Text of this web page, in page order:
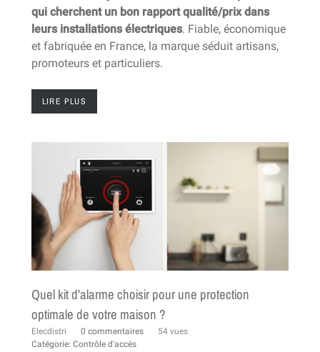
qui cherchent un bon rapport qualité/prix dans
leurs installations électriques. Fiable, économique
et fabriquée en France, la marque séduit artisans,
promoteurs et particuliers.
LIRE PLUS
Quel kit d’alarme choisir pour une protection
optimale de votre maison ?
Elecdistri 0 commentaires
54 vues
Catégorie: Contrôle d'accès